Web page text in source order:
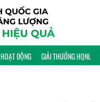
HOẠT ĐỘNG GIẢI THƯỞNG HQNL